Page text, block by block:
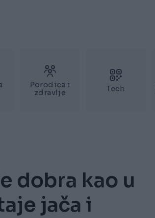
Porodica i
zdravlje
Tech
dobra kao u
jača i